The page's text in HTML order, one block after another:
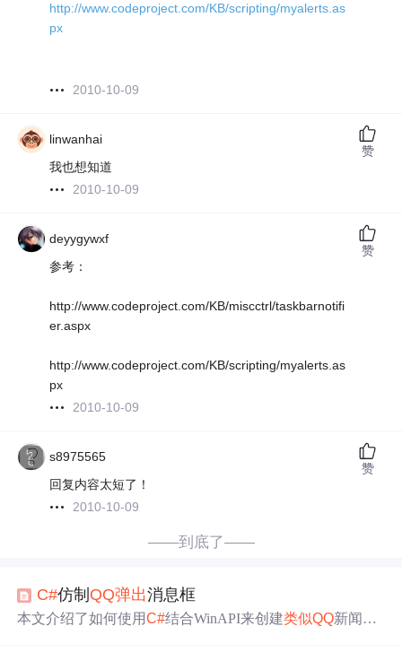
http://www.codeproject.com/KB/scripting/myalerts.as
px
2010-10-09
linwanhai
我也想知道
2010-10-09
赞
deyygywxf
参考：
http://www.codeproject.com/KB/miscctrl/taskbarnotifi
er.aspx
http://www.codeproject.com/KB/scripting/myalerts.as
px
2010-10-09
赞
s8975565
回复内容太短了！
2010-10-09
赞
——到底了——
C#仿制 QQ弹出消息框
本文介绍了如何使用C#结合WinAPI来创建类似QQ新闻 弹